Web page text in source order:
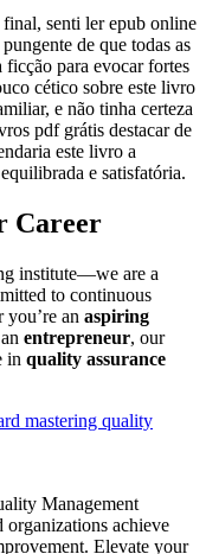
senti ler epub online
de que todas as
ficção para evocar fortes
cético sobre este livro
e não tinha certeza
pdf grátis destacar de
este livro a
e satisfatória.
Career
institute—we are a
to continuous
an aspiring
entrepreneur, our
in quality assurance
mastering quality
Management
organizations achieve
Elevate your